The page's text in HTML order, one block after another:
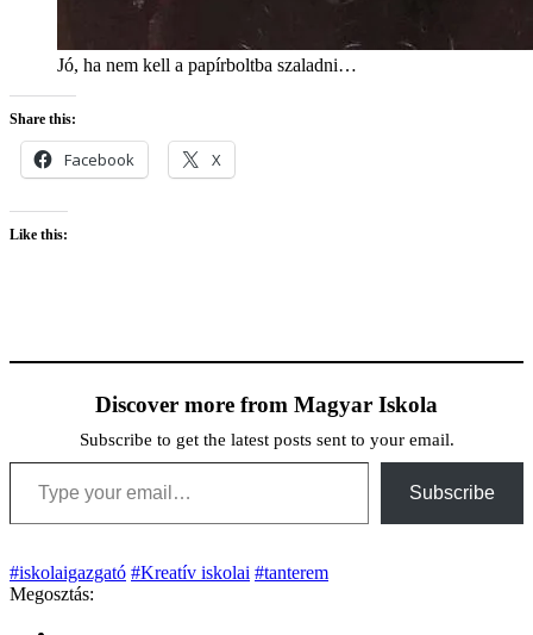
Jó, ha nem kell a papírboltba szaladni…
Share this:
Facebook X
Like this:
Discover more from Magyar Iskola
Subscribe to get the latest posts sent to your email.
Type your email…
Subscribe
#iskolaigazgató #Kreatív iskolai #tanterem
Megosztás: